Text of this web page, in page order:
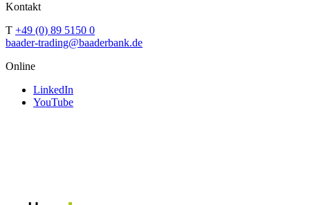
Kontakt
T +49 (0) 89 5150 0
baader-trading@baaderbank.de
Online
LinkedIn
YouTube